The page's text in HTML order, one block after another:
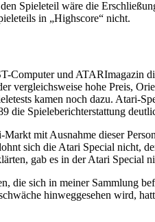
Spieleteil wäre die
in „Highscore“ nicht.
Computer und ATARImagazin
vergleichsweise hohe Preis,
kamen noch dazu. Atari-
die Spieleberichterstattung
mit Ausnahme dieser
sich die Atari Special nicht,
gab es in der Atari Special
die sich in meiner Sammlung
hinweggesehen wird,